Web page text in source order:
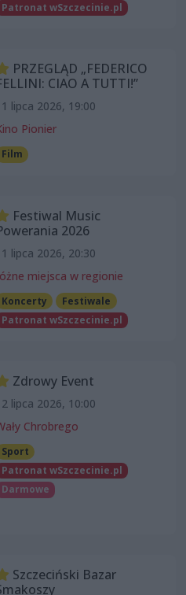
Patronat wSzczecinie.pl
PRZEGLĄD „FEDERICO
CIAO A TUTTI!”
lipca 2026, 19:00
Pionier
Film
Festiwal Music
2026
lipca 2026, 20:30
miejsca w regionie
Koncerty
Festiwale
Patronat wSzczecinie.pl
Zdrowy Event
lipca 2026, 10:00
Chrobrego
Sport
Patronat wSzczecinie.pl
Darmowe
Szczeciński Bazar